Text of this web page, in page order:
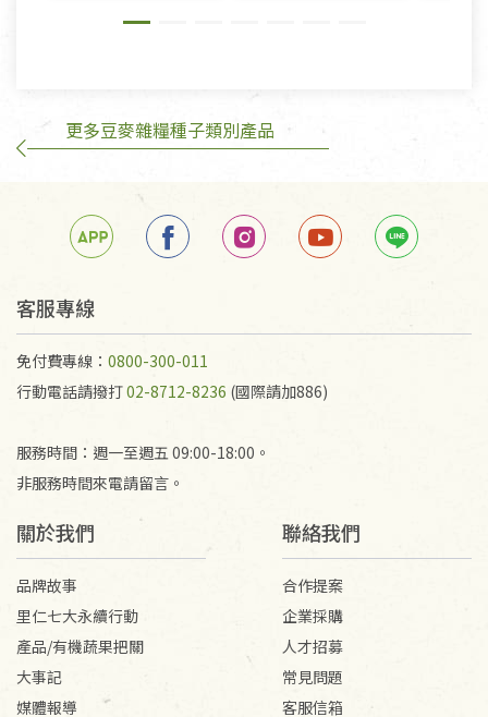
訂購手抄稿退貨需知：
若未保持原包裝方式或未使用原箱退回，導致書籍有
任何折損、磨損、污損或凹角，將不接受退貨，也不
不接受退貨之手抄稿，為敬重法寶故，里仁網購無法
代為結緣處理等。 若需將手抄稿寄還給消費者，因而
產生的運費100元/箱將由消費者負擔。
更多豆麥雜糧種子類別產品
客服專線
免付費專線： 0800-300-011
行動電話請撥打02-8712-8236 (國際請加886)
服務時間：週一至週五 09:00-18:00。
非服務時間來電請留言。
關於我們
品牌故事
里仁七大永續行動
產品/有機蔬果把關
大事記
媒體報導
聯絡我們
合作提案
企業採購
人才招募
常見問題
客服信箱